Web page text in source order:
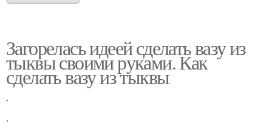
Загорелась идеей сделать вазу из
тыквы своими руками. Как
сделать вазу из тыквы
.
.